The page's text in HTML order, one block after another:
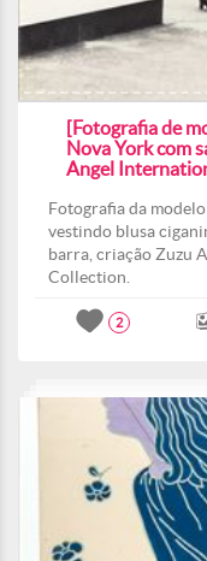
[Fotografia de
Nova York com
Angel
Fotografia da
vestindo blusa
barra, criação Zuzu
Collection.
2